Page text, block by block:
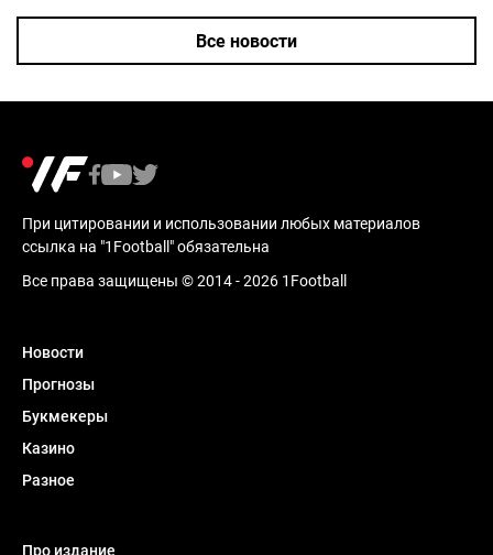
Все новости
При цитировании и использовании любых материалов
ссылка на "1Football" обязательна
Все права защищены © 2014 - 2026 1Football
Новости
Прогнозы
Букмекеры
Казино
Разное
Про издание